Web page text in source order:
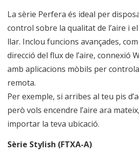
La sèrie Perfera és ideal per
control sobre la qualitat de l’aire i
llar. Inclou funcions avançades,
direcció del flux de l’aire, connexió
amb aplicacions mòbils per
remota.
Per exemple, si arribes al teu pis
però vols encendre l’aire ara
importar la teva ubicació.
Sèrie Stylish (FTXA-A)